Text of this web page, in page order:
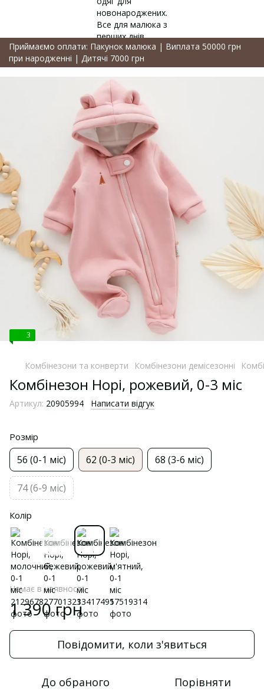
Приймаємо оплати: Пакунок малюка | Виплата 50000 грн
при народженні | Дитячі 7000 грн
3
Комбінезони та конверти Комбінезони демісезонні
Комбінезон Норі, рожевий, 0-3 міс
Артикул: 20905994 Написати відгук
Розмір
56 (0-1 міс) 62 (0-3 міс) 68 (3-6 міс)
74 (6-9 міс)
Колір
Немає в наявності
1 390 грн
Повідомити, коли з'явиться
До обраного Порівняти